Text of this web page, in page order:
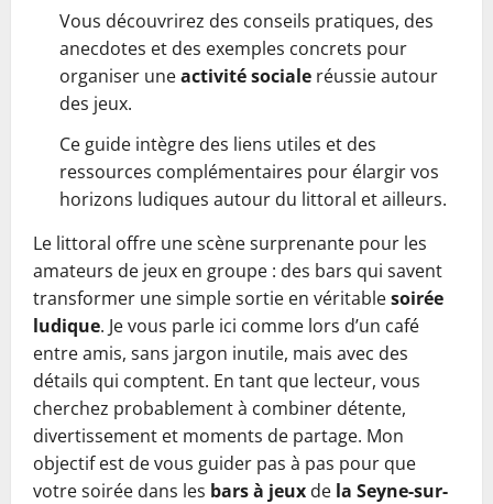
Vous découvrirez des conseils pratiques, des
anecdotes et des exemples concrets pour
organiser uneactivité sociale réussie autour
des jeux.
Ce guide intègre des liens utiles et des
ressources complémentaires pour élargir vos
horizons ludiques autour du littoral et ailleurs.
Le littoral offre une scène surprenante pour les
amateurs de jeux en groupe : des bars qui savent
transformer une simple sortie en véritablesoirée
ludique. Je vous parle ici comme lors d’un café
entre amis, sans jargon inutile, mais avec des
détails qui comptent. En tant que lecteur, vous
cherchez probablement à combiner détente,
divertissement et moments de partage. Mon
objectif est de vous guider pas à pas pour que
votre soirée dans les bars à jeux de la Seyne-sur-